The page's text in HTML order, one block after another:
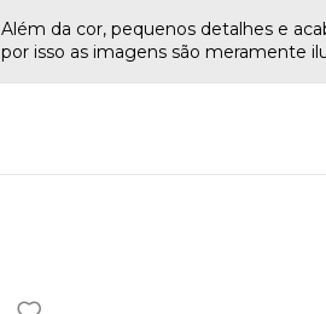
Além da cor, pequenos detalhes e
por isso as imagens são meramente